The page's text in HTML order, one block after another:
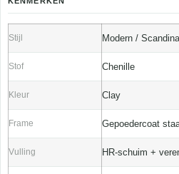
Stijl Modern /
Stof Chenille
Kleur Clay
Frame Gepoedercoat
Vulling HR-schuim +